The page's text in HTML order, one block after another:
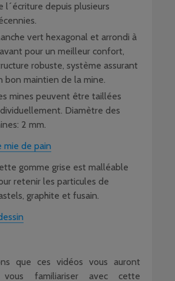
l´écriture depuis plusieurs
vert hexagonal et arrondi à
pour un meilleur confort,
robuste, système assurant
bon maintien de la mine.
mines peuvent être taillées
Diamètre des
2 mm.
mie de pain
gomme grise est malléable
retenir les particules de
graphite et fusain.
que ces vidéos vous auront
familiariser avec cette